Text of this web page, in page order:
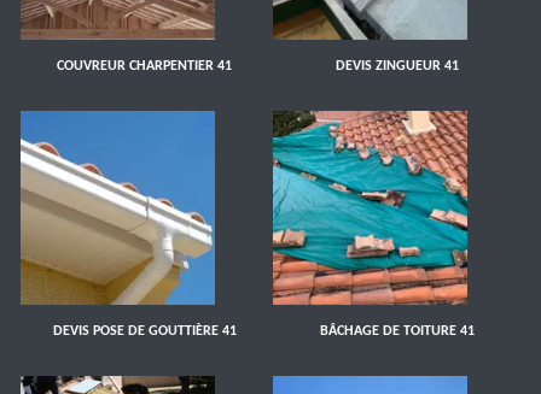
COUVREUR CHARPENTIER 41 DEVIS ZINGUEUR 41
DEVIS POSE DE GOUTTIÈRE 41 BÂCHAGE DE TOITURE 41